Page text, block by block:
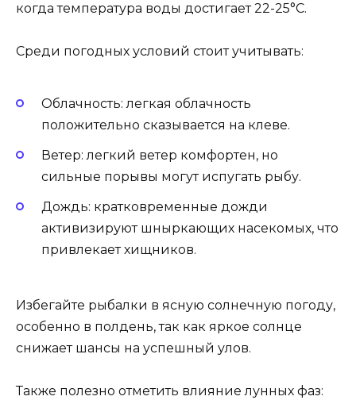
когда температура воды достигает 22-25°C.
Среди погодных условий стоит учитывать:
Облачность: легкая облачность
положительно сказывается на клеве.
Ветер: легкий ветер комфортен, но
сильные порывы могут испугать рыбу.
Дождь: кратковременные дожди
активизируют шныркающих насекомых, что
привлекает хищников.
Избегайте рыбалки в ясную солнечную погоду,
особенно в полдень, так как яркое солнце
снижает шансы на успешный улов.
Также полезно отметить влияние лунных фаз: